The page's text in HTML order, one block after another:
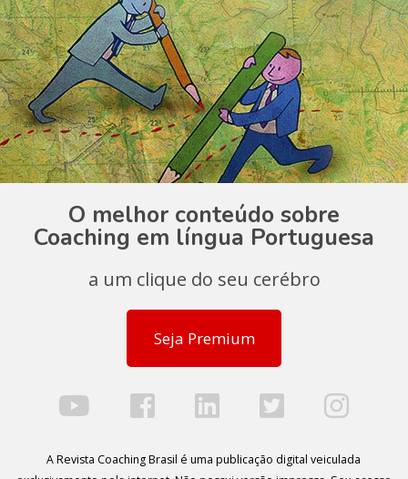
O melhor conteúdo sobre
Coaching em língua Portuguesa
a um clique do seu cerébro
Seja Premium
A Revista Coaching Brasil é uma publicação digital veiculada